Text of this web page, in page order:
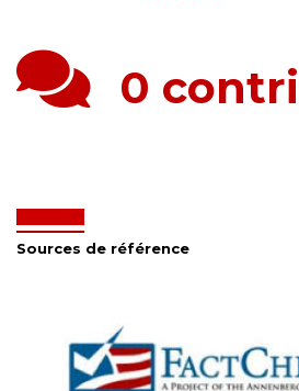
0
Sources de référence